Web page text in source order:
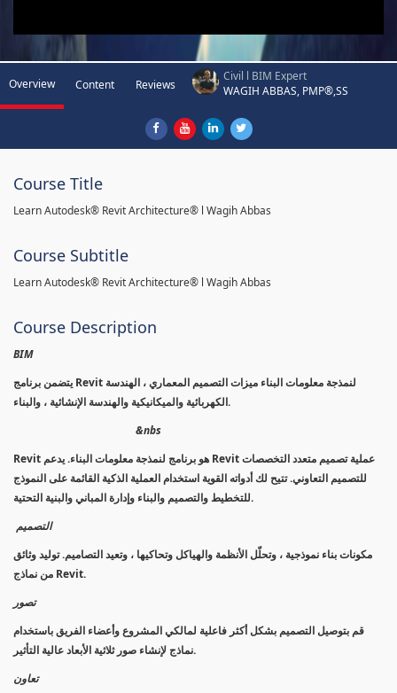
Overview Content Reviews
Civil l BIM Expert
WAGIH ABBAS, PMP®,SS
Course Title
Learn Autodesk® Revit Architecture® l Wagih Abbas
Course Subtitle
Learn Autodesk® Revit Architecture® l Wagih Abbas
Course Description
BIM
يتضمن برنامج Revit لنمذجة معلومات البناء ميزات التصميم المعماري ، الهندسة
الكهربائية والميكانيكية والهندسة الإنشائية ، والبناء.
&nbs
Revit هو برنامج لنمذجة معلومات البناء. يدعم Revit عملية تصميم متعدد التخصصات
للتصميم التعاوني. تتيح لك أدواته القوية استخدام العملية الذكية القائمة على النموذج
للتخطيط والتصميم والبناء وإدارة المباني والبنية التحتية.
التصميم
مكونات بناء نموذجية ، وتحلّل الأنظمة والهياكل وتحاكيها ، وتعيد التصاميم. توليد وثائق
من نماذج Revit.
تصور
قم بتوصيل التصميم بشكل أكثر فاعلية لمالكي المشروع وأعضاء الفريق باستخدام
نماذج لإنشاء صور ثلاثية الأبعاد عالية التأثير.
تعاون